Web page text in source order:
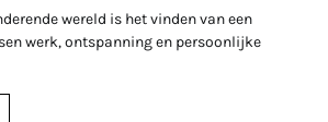
wereld is het vinden van een
werk, ontspanning en persoonlijke